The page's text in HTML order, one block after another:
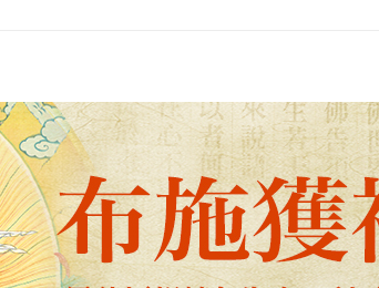
每筆NT$120，滿NT$1,800(含以上)免運費